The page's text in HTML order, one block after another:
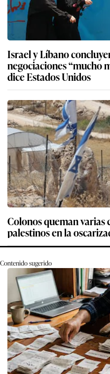
Israel y Líbano
negociaciones “mucho
dice Estados Unidos
Colonos queman varias
palestinos en la
Contenido sugerido